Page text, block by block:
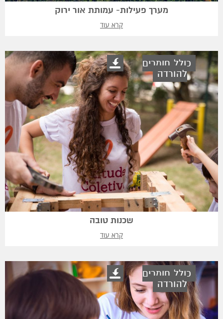
מערך פעילות- עמותת אור ירוק
קרא עוד
כולל חומרים
להורדה
שכנות טובה
קרא עוד
כולל חומרים
להורדה